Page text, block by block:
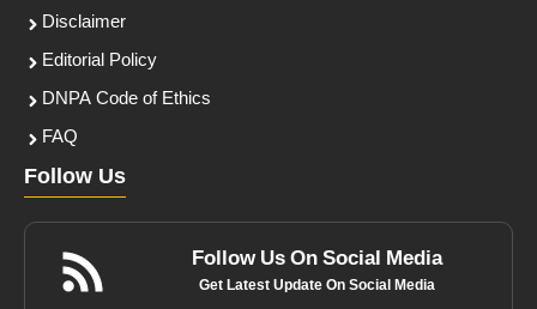
Disclaimer
Editorial Policy
DNPA Code of Ethics
FAQ
Follow Us
Follow Us On Social Media
Get Latest Update On Social Media